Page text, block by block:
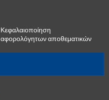
Κεφαλαιοποίηση
αφορολόγητων αποθεματικών